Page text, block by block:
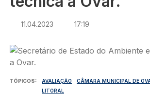
11.04.2023 17:19
Imagem
TÓPICOS AVALIAÇÃO CÂMARA MUNICIPAL DE
LITORAL